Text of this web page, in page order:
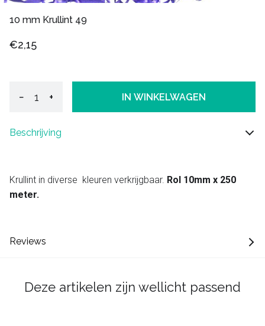
10 mm Krullint 49
€2,15
− + IN WINKELWAGEN
Beschrijving
Krullint in diverse kleuren verkrijgbaar. Rol 10mm x 250
meter.
Reviews
Deze artikelen zijn wellicht passend